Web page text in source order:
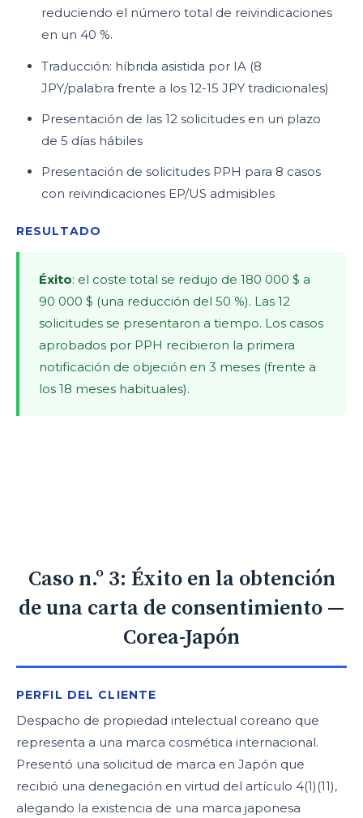
reduciendo el número total de reivindicaciones
en un 40 %.
Traducción: híbrida asistida por IA (8
JPY/palabra frente a los 12-15 JPY tradicionales)
Presentación de las 12 solicitudes en un plazo
de 5 días hábiles
Presentación de solicitudes PPH para 8 casos
con reivindicaciones EP/US admisibles
RESULTADO
Éxito: el coste total se redujo de 180 000 $ a
90 000 $ (una reducción del 50 %). Las 12
solicitudes se presentaron a tiempo. Los casos
aprobados por PPH recibieron la primera
notificación de objeción en 3 meses (frente a
los 18 meses habituales).
Caso n.º 3: Éxito en la obtención
de una carta de consentimiento —
Corea-Japón
PERFIL DEL CLIENTE
Despacho de propiedad intelectual coreano que
representa a una marca cosmética internacional.
Presentó una solicitud de marca en Japón que
recibió una denegación en virtud del artículo 4(1)(11),
alegando la existencia de una marca japonesa